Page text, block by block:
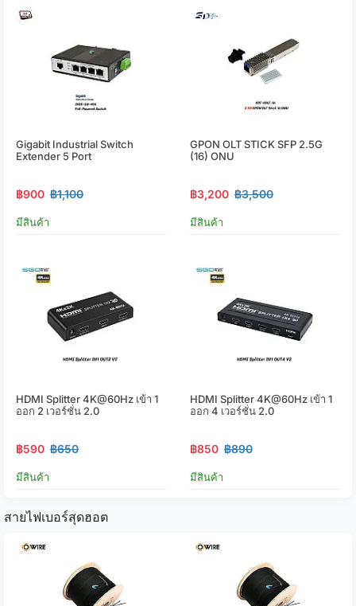
Gigabit Industrial Switch
Extender 5 Port
฿900 ฿1,100
มีสินค้า
GPON OLT STICK SFP 2.5G
(16) ONU
฿3,200 ฿3,500
มีสินค้า
HDMI Splitter 4K@60Hz เข้า 1
ออก 2 เวอร์ชั่น 2.0
฿590 ฿650
มีสินค้า
HDMI Splitter 4K@60Hz เข้า 1
ออก 4 เวอร์ชั่น 2.0
฿850 ฿890
มีสินค้า
สายไฟเบอร์สุดฮอต